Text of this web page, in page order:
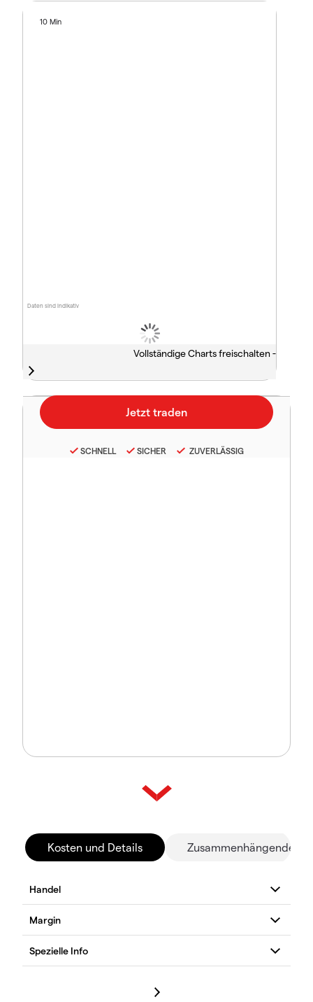
Daten sind indikativ
10 Min
Vollständige Charts freischalten -
SCHNELL SICHER ZUVERLÄSSIG
Kosten und Details Zusammenhängende